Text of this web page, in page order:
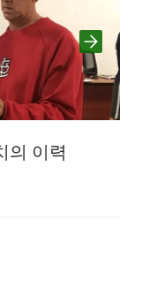
이력